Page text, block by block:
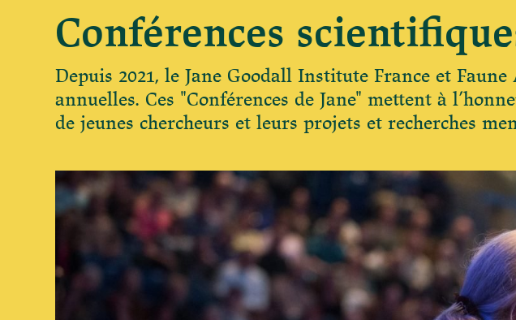
Conférences
Depuis 2021, le Jane Goodall Institute France et
annuelles. Ces "Conférences de Jane" mettent à
de jeunes chercheurs et leurs projets et recherches